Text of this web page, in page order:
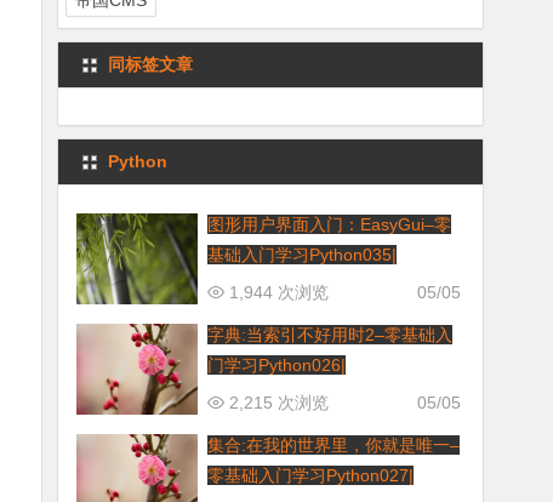
同标签文章
Python
图形用户界面入门：EasyGui–零
基础入门学习Python035|
05/05
1,944 次浏览
字典:当索引不好用时2–零基础入
门学习Python026|
05/05
2,215 次浏览
集合:在我的世界里，你就是唯一–
零基础入门学习Python027|